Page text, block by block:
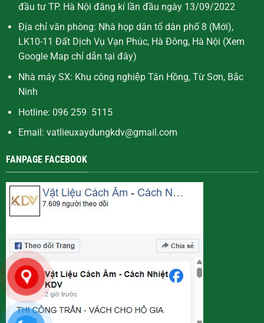
đầu tư TP. Hà Nội đăng kí lần đầu ngày 13/09/2022
Địa chỉ văn phòng: Nhà họp dân tổ dân phố 8 (Mới),
LK10-11 Đất Dịch Vụ Vạn Phúc, Hà Đông, Hà Nội (Xem
Google Map chỉ dẫn tại đây)
Nhà máy SX: Khu công nghiệp Tân Hồng, Từ Sơn, Bắc
Ninh
Hotline: 096 259 5115
Email: vatlieuxaydungkdv@gmail.com
FANPAGE FACEBOOK